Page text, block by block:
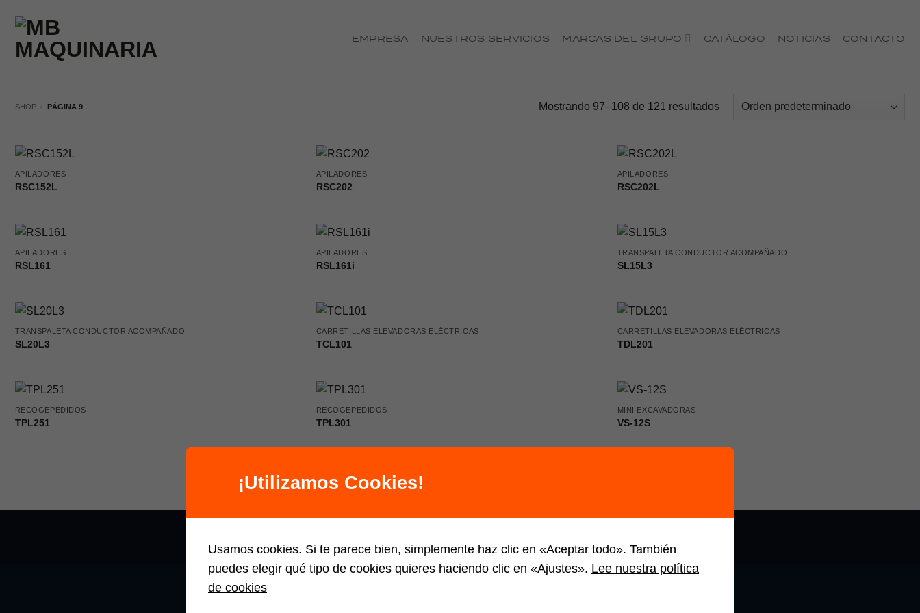
contenido
EMPRESA NUESTROS SERVICIOS MARCAS DEL GRUPO CATÁLOGO NOTICIAS CONTACTO
SHOP / PÁGINA 9 Mostrando 97–108 de 121 resultados
APILADORES
RSC152L
APILADORES
RSC202
APILADORES
RSC202L
APILADORES
RSL161
APILADORES
RSL161i
TRANSPALETA CONDUCTOR ACOMPAÑADO
SL15L3
TRANSPALETA CONDUCTOR ACOMPAÑADO
SL20L3
CARRETILLAS ELEVADORAS ELÉCTRICAS
TCL101
CARRETILLAS ELEVADORAS ELÉCTRICAS
TDL201
RECOGEPEDIDOS
TPL251
RECOGEPEDIDOS
TPL301
MINI EXCAVADORAS
VS-12S
3 …
¡Utilizamos Cookies!
Usamos cookies. Si te parece bien, simplemente haz clic en «Aceptar todo». También
puedes elegir qué tipo de cookies quieres haciendo clic en «Ajustes». Lee nuestra política
de cookies